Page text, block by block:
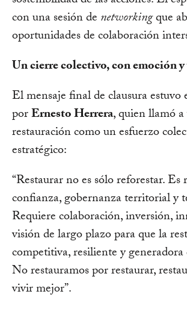
con una sesión de networkingque
oportunidades de colaboración
Un cierre colectivo, con emoción
El mensaje final de clausura estuvo
porErnesto Herrera, quien llamó
restauración como un esfuerzo
estratégico:
“Restaurar no es sólo reforestar.
confianza, gobernanza territorial y
Requiere colaboración, inversión,
visión de largo plazo para que la
competitiva, resiliente y generadora
No restauramos por restaurar,
vivir mejor”.